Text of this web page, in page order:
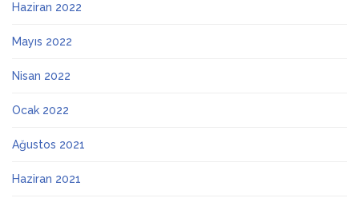
Haziran 2022
Mayıs 2022
Nisan 2022
Ocak 2022
Ağustos 2021
Haziran 2021